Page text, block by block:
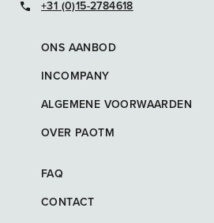
+31 (0)15-2784618
ONS AANBOD
INCOMPANY
ALGEMENE VOORWAARDEN
OVER PAOTM
FAQ
CONTACT